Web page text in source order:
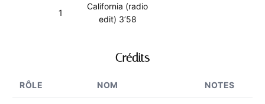
1
California (radio
edit) 3’58
Crédits
RÔLE NOM NOTES